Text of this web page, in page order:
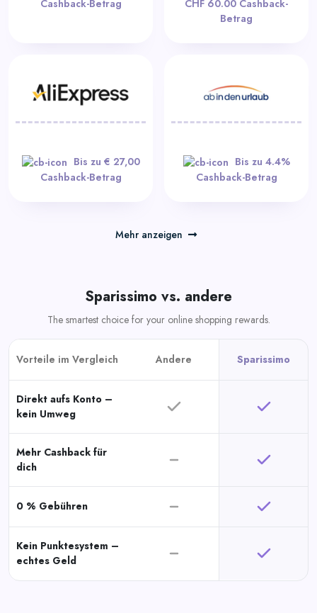
Cashback-Betrag
CHF 60.00 Cashback-
Betrag
Bis zu € 27,00
Cashback-Betrag
Bis zu 4.4%
Cashback-Betrag
Mehr anzeigen
Sparissimo vs. andere
The smartest choice for your online shopping rewards.
Vorteile im Vergleich Andere Sparissimo
Direkt aufs Konto –
kein Umweg
Mehr Cashback für
dich
0 % Gebühren
Kein Punktesystem –
echtes Geld